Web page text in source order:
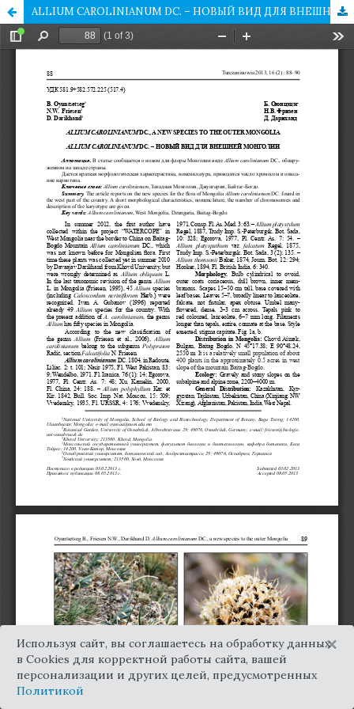
ALLIUM CAROLINIANUM DC. – НОВЫЙ ВИД ДЛЯ ВНЕШНЕЙ МОНГОЛИИ
Используя сайт, вы соглашаетесь на обработку данных
в Cookies для корректной работы сайта, вашей
персонализации и других целей, предусмотренных
Политикой
×